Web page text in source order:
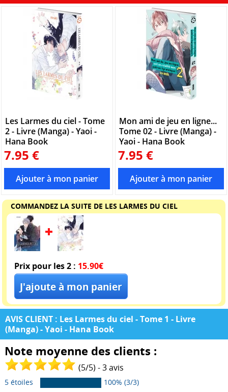
Les Larmes du ciel - Tome
2 - Livre (Manga) - Yaoi -
Hana Book
7.95 €
Mon ami de jeu en ligne...
Tome 02 - Livre (Manga) -
Yaoi - Hana Book
7.95 €
COMMANDEZ LA SUITE DE LES LARMES DU CIEL
Prix pour les 2 : 15.90€
AVIS CLIENT : Les Larmes du ciel - Tome 1 - Livre
(Manga) - Yaoi - Hana Book
Note moyenne des clients :
(5/5) -3avis
5 étoiles
100% (3/3)